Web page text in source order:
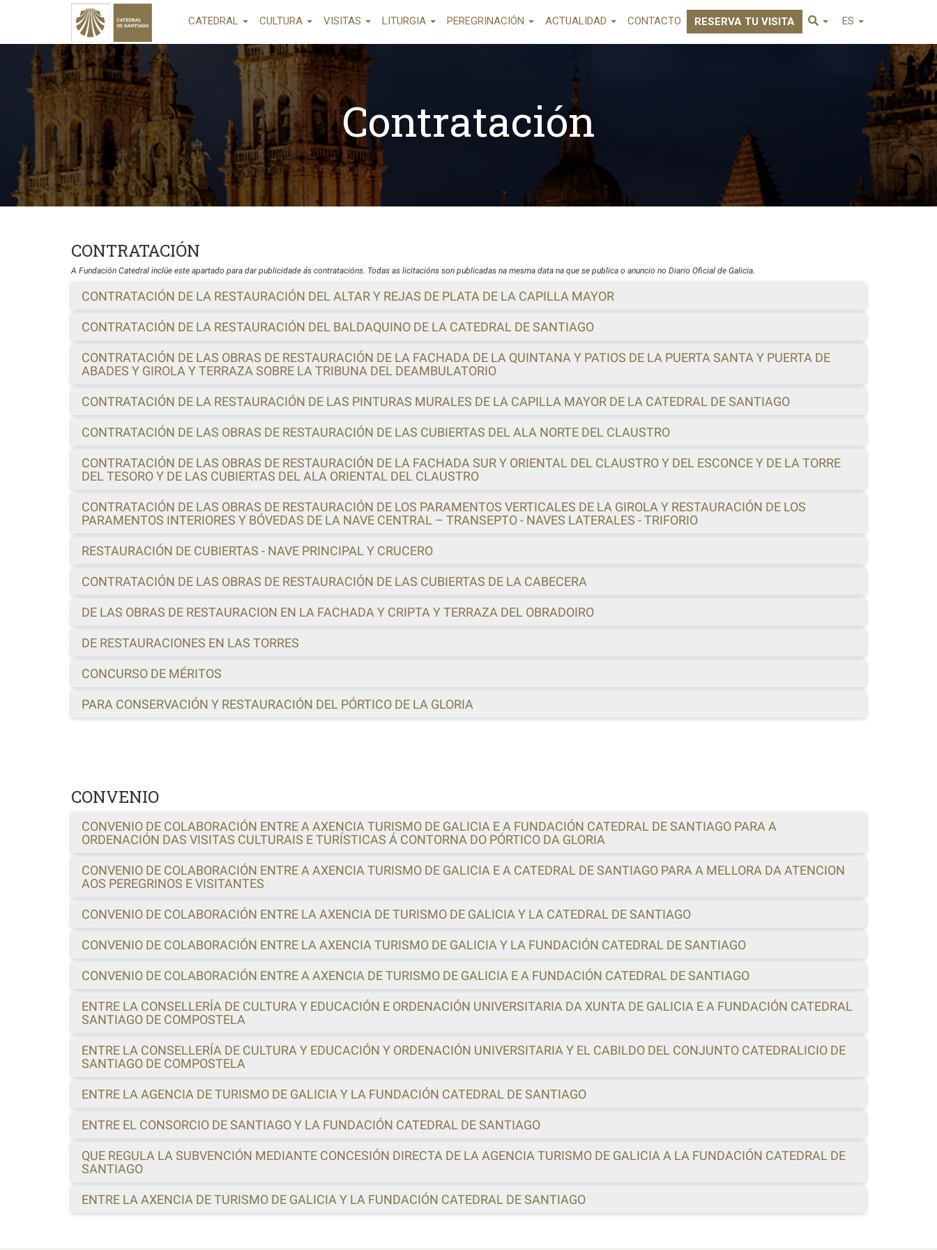
CATEDRAL CULTURA VISITAS LITURGIA PEREGRINACIÓN ACTUALIDAD CONTACTO RESERVA TU VISITA ES
Contratación
CONTRATACIÓN
A Fundación Catedral inclúe este apartado para dar publicidade ás contratacións. Todas as licitacións son publicadas na mesma data na que se publica o anuncio no Diario Oficial de Galicia.
CONTRATACIÓN DE LA RESTAURACIÓN DEL ALTAR Y REJAS DE PLATA DE LA CAPILLA MAYOR
CONTRATACIÓN DE LA RESTAURACIÓN DEL BALDAQUINO DE LA CATEDRAL DE SANTIAGO
CONTRATACIÓN DE LAS OBRAS DE RESTAURACIÓN DE LA FACHADA DE LA QUINTANA Y PATIOS DE LA PUERTA SANTA Y PUERTA DE
ABADES Y GIROLA Y TERRAZA SOBRE LA TRIBUNA DEL DEAMBULATORIO
CONTRATACIÓN DE LA RESTAURACIÓN DE LAS PINTURAS MURALES DE LA CAPILLA MAYOR DE LA CATEDRAL DE SANTIAGO
CONTRATACIÓN DE LAS OBRAS DE RESTAURACIÓN DE LAS CUBIERTAS DEL ALA NORTE DEL CLAUSTRO
CONTRATACIÓN DE LAS OBRAS DE RESTAURACIÓN DE LA FACHADA SUR Y ORIENTAL DEL CLAUSTRO Y DEL ESCONCE Y DE LA TORRE
DEL TESORO Y DE LAS CUBIERTAS DEL ALA ORIENTAL DEL CLAUSTRO
CONTRATACIÓN DE LAS OBRAS DE RESTAURACIÓN DE LOS PARAMENTOS VERTICALES DE LA GIROLA Y RESTAURACIÓN DE LOS
PARAMENTOS INTERIORES Y BÓVEDAS DE LA NAVE CENTRAL – TRANSEPTO - NAVES LATERALES - TRIFORIO
RESTAURACIÓN DE CUBIERTAS - NAVE PRINCIPAL Y CRUCERO
CONTRATACIÓN DE LAS OBRAS DE RESTAURACIÓN DE LAS CUBIERTAS DE LA CABECERA
DE LAS OBRAS DE RESTAURACION EN LA FACHADA Y CRIPTA Y TERRAZA DEL OBRADOIRO
DE RESTAURACIONES EN LAS TORRES
CONCURSO DE MÉRITOS
PARA CONSERVACIÓN Y RESTAURACIÓN DEL PÓRTICO DE LA GLORIA
CONVENIO
CONVENIO DE COLABORACIÓN ENTRE A AXENCIA TURISMO DE GALICIA E A FUNDACIÓN CATEDRAL DE SANTIAGO PARA A
ORDENACIÓN DAS VISITAS CULTURAIS E TURÍSTICAS Á CONTORNA DO PÓRTICO DA GLORIA
CONVENIO DE COLABORACIÓN ENTRE A AXENCIA TURISMO DE GALICIA E A CATEDRAL DE SANTIAGO PARA A MELLORA DA ATENCION
AOS PEREGRINOS E VISITANTES
CONVENIO DE COLABORACIÓN ENTRE LA AXENCIA DE TURISMO DE GALICIA Y LA CATEDRAL DE SANTIAGO
CONVENIO DE COLABORACIÓN ENTRE LA AXENCIA TURISMO DE GALICIA Y LA FUNDACIÓN CATEDRAL DE SANTIAGO
CONVENIO DE COLABORACIÓN ENTRE A AXENCIA DE TURISMO DE GALICIA E A FUNDACIÓN CATEDRAL DE SANTIAGO
ENTRE LA CONSELLERÍA DE CULTURA Y EDUCACIÓN E ORDENACIÓN UNIVERSITARIA DA XUNTA DE GALICIA E A FUNDACIÓN CATEDRAL
SANTIAGO DE COMPOSTELA
ENTRE LA CONSELLERÍA DE CULTURA Y EDUCACIÓN Y ORDENACIÓN UNIVERSITARIA Y EL CABILDO DEL CONJUNTO CATEDRALICIO DE
SANTIAGO DE COMPOSTELA
ENTRE LA AGENCIA DE TURISMO DE GALICIA Y LA FUNDACIÓN CATEDRAL DE SANTIAGO
ENTRE EL CONSORCIO DE SANTIAGO Y LA FUNDACIÓN CATEDRAL DE SANTIAGO
QUE REGULA LA SUBVENCIÓN MEDIANTE CONCESIÓN DIRECTA DE LA AGENCIA TURISMO DE GALICIA A LA FUNDACIÓN CATEDRAL DE
SANTIAGO
ENTRE LA AXENCIA DE TURISMO DE GALICIA Y LA FUNDACIÓN CATEDRAL DE SANTIAGO